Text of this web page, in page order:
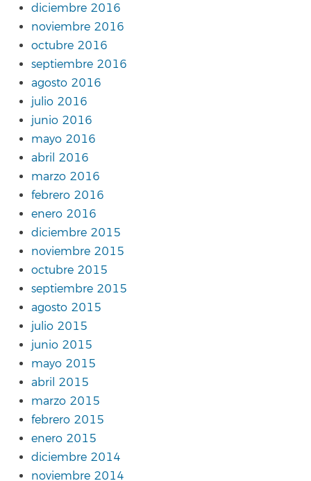
diciembre 2016
noviembre 2016
octubre 2016
septiembre 2016
agosto 2016
julio 2016
junio 2016
mayo 2016
abril 2016
marzo 2016
febrero 2016
enero 2016
diciembre 2015
noviembre 2015
octubre 2015
septiembre 2015
agosto 2015
julio 2015
junio 2015
mayo 2015
abril 2015
marzo 2015
febrero 2015
enero 2015
diciembre 2014
noviembre 2014